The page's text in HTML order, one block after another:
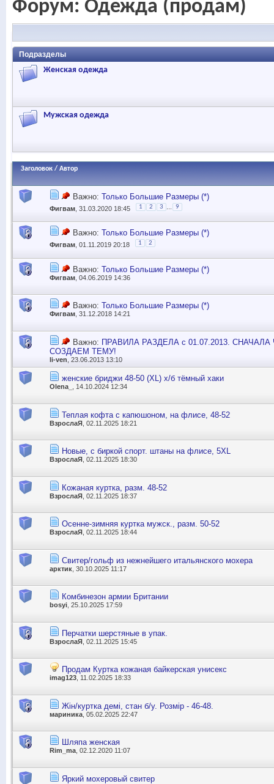
Форум: Одежда (продам)
Подразделы
Женская одежда
Мужская одежда
Заголовок / Автор
Важно: Только Большие Размеры (*)
Фигвам , 31.03.2020 18:45 1 2 3 9
Важно: Только Большие Размеры (*)
Фигвам , 01.11.2019 20:18 1 2
Важно: Только Большие Размеры (*)
Фигвам , 04.06.2019 14:36
Важно: Только Большие Размеры (*)
Фигвам, 31.12.2018 14:21
Важно: ПРАВИЛА РАЗДЕЛА с 01.07.2013.
СОЗДАЕМ ТЕМУ!
li-ven , 23.06.2013 13:10
женские бриджи 48-50 (XL) х/б тёмный хаки
Olena_ , 14.10.2024 12:34
Теплая кофта с капюшоном, на флисе, 48-52
ВзрослаЯ , 02.11.2025 18:21
Новые, с биркой спорт. штаны на флисе, 5XL
ВзрослаЯ , 02.11.2025 18:30
Кожаная куртка, разм. 48-52
ВзрослаЯ , 02.11.2025 18:37
Осенне-зимняя куртка мужск., разм. 50-52
ВзрослаЯ , 02.11.2025 18:44
Свитер/гольф из нежнейшего итальянского мохера
арктик , 30.10.2025 11:17
Комбинезон армии Британии
bosyi , 25.10.2025 17:59
Перчатки шерстяные в упак.
ВзрослаЯ , 02.11.2025 15:45
Продам Куртка кожаная байкерская унисекс
imag123 , 11.02.2025 18:33
Жін/куртка демі, стан б/у. Розмір - 46-48.
мариника , 05.02.2025 22:47
Шляпа женская
Rim_ma , 02.12.2020 11:07
Яркий мохеровый свитер